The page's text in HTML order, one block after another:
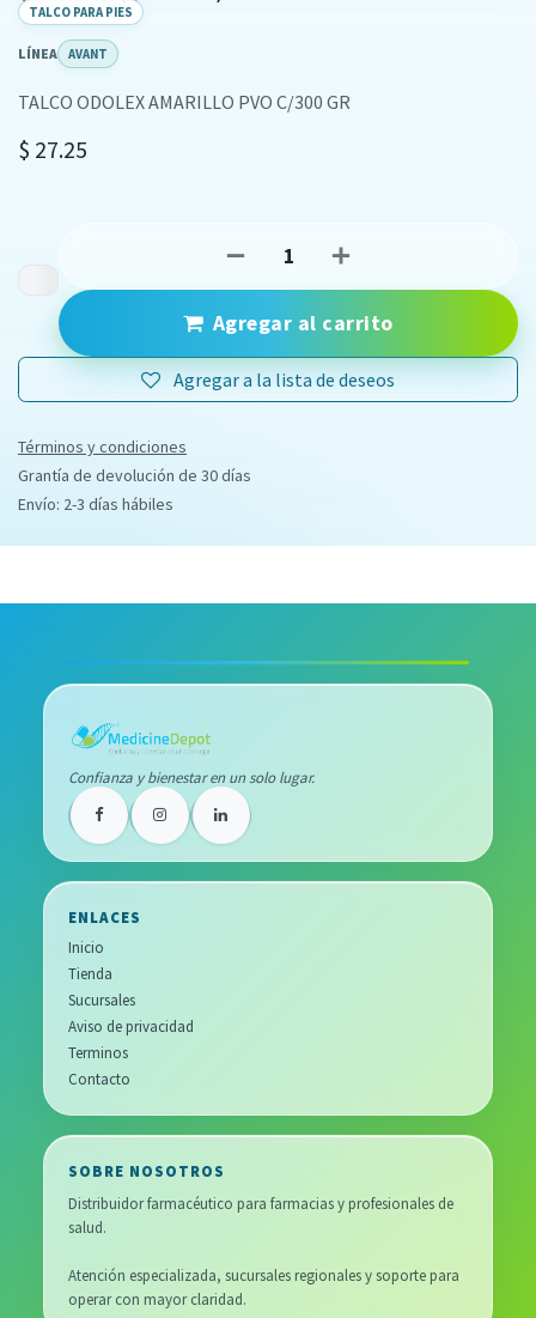
TALCO PARA PIES
LÍNEA AVANT
TALCO ODOLEX AMARILLO PVO C/300 GR
$ 27.25
Agregar al carrito
Agregar a la lista de deseos
Términos y condiciones
Grantía de devolución de 30 días
Envío: 2-3 días hábiles
Confianza y bienestar en un solo lugar.
ENLACES
Inicio
Tienda
Sucursales
Aviso de privacidad
Terminos
Contacto
SOBRE NOSOTROS
Distribuidor farmacéutico para farmacias y profesionales de
salud.
Atención especializada, sucursales regionales y soporte para
operar con mayor claridad.